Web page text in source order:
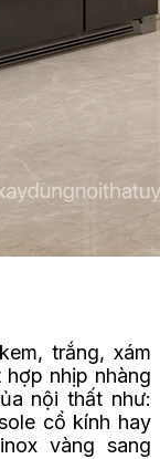
trắng, xám
nhịp nhàng
nội thất như:
cổ kính hay
vàng sang